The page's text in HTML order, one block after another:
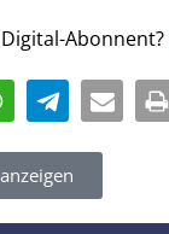
Abonnent?